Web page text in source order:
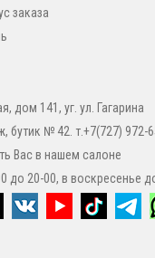
заказа
дом 141, уг. ул. Гагарина
бутик № 42. т.+7(727) 972-
Вас в нашем салоне
до 20-00, в воскресенье